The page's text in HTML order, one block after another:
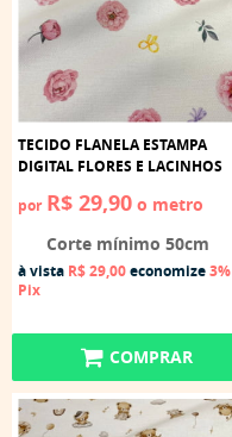
TECIDO FLANELA ESTAMPA
DIGITAL FLORES E LACINHOS
por R$ 29,90 o metro
Corte mínimo 50cm
à vista R$ 29,00economize3%
Pix
COMPRAR